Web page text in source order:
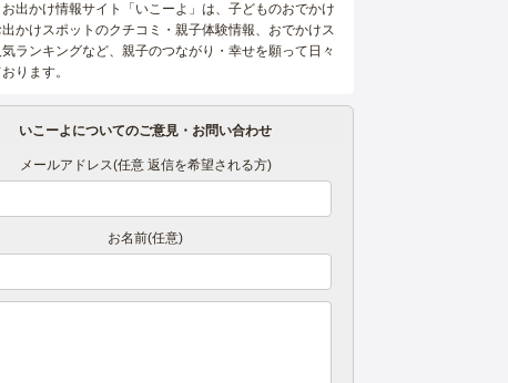
出かけ情報サイト「いこーよ」は、子どものおでかけ
かけスポットのクチコミ・親子体験情報、おでかけス
ランキングなど、親子のつながり・幸せを願って日々
ります。
いこーよについてのご意見・お問い合わせ
メールアドレス(任意 返信を希望される方)
お名前(任意)